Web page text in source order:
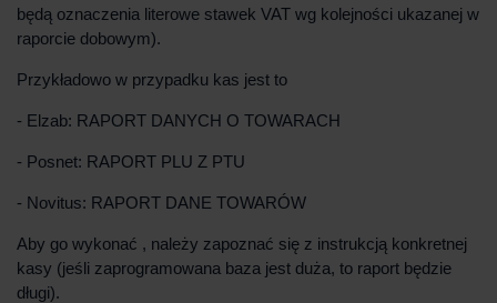
będą oznaczenia literowe stawek VAT wg kolejności ukazanej w
raporcie dobowym).
Przykładowo w przypadku kas jest to
- Elzab: RAPORT DANYCH O TOWARACH
- Posnet: RAPORT PLU Z PTU
- Novitus: RAPORT DANE TOWARÓW
Aby go wykonać , należy zapoznać się z instrukcją konkretnej
kasy (jeśli zaprogramowana baza jest duża, to raport będzie
długi).